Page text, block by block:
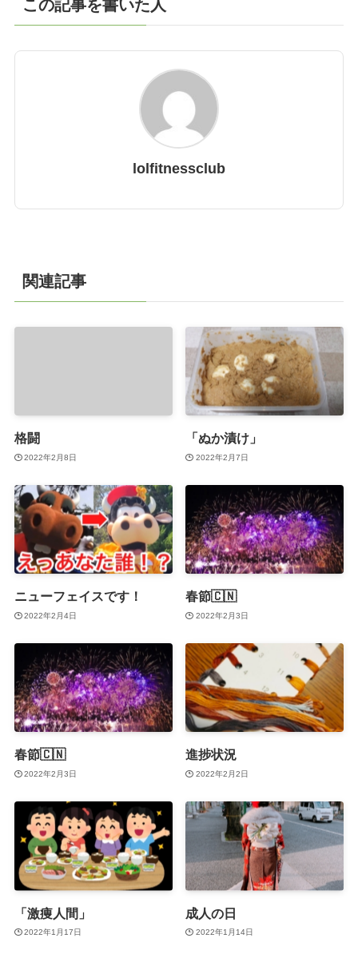
この記事を書いた人
lolfitnessclub
関連記事
格闘
2022年2月8日
「ぬか漬け」
2022年2月7日
ニューフェイスです！
2022年2月4日
春節🇨🇳
2022年2月3日
春節🇨🇳
2022年2月3日
進捗状況
2022年2月2日
「激痩人間」
2022年1月17日
成人の日
2022年1月14日